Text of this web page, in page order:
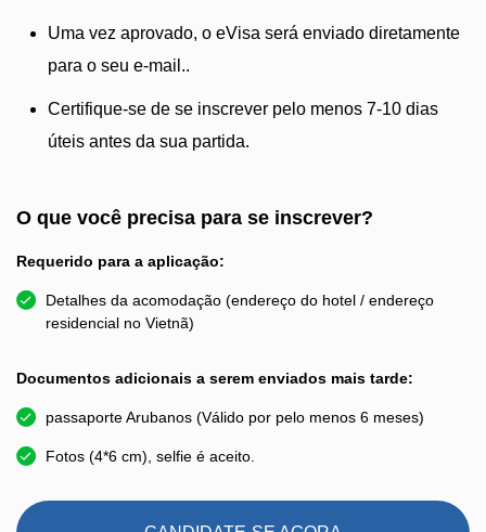
Uma vez aprovado, o eVisa será enviado diretamente
para o seu e-mail..
Certifique-se de se inscrever pelo menos 7-10 dias
úteis antes da sua partida.
O que você precisa para se inscrever?
Requerido para a aplicação:
Detalhes da acomodação (endereço do hotel / endereço
residencial no Vietnã)
Documentos adicionais a serem enviados mais tarde:
passaporte Arubanos (Válido por pelo menos 6 meses)
Fotos (4*6 cm), selfie é aceito.